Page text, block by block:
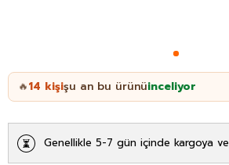
🔥14 kişişu an bu ürünüinceliyor
Genellikle 5-7 gün içinde kargoya